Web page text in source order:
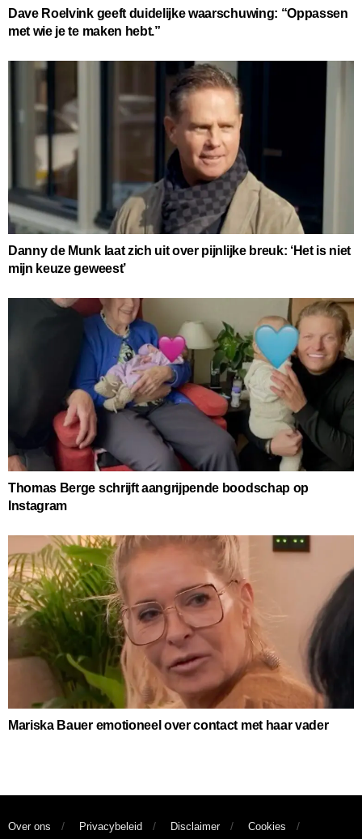
Dave Roelvink geeft duidelijke waarschuwing: “Oppassen
met wie je te maken hebt.”
Danny de Munk laat zich uit over pijnlijke breuk: ‘Het is niet
mijn keuze geweest’
Thomas Berge schrijft aangrijpende boodschap op
Instagram
Mariska Bauer emotioneel over contact met haar vader
Over ons Privacybeleid Disclaimer
Cookies